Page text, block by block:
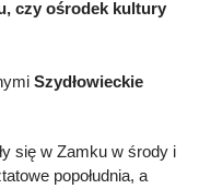
czy ośrodek kultury
Szydłowieckie
się w Zamku w środy i
popołudnia, a